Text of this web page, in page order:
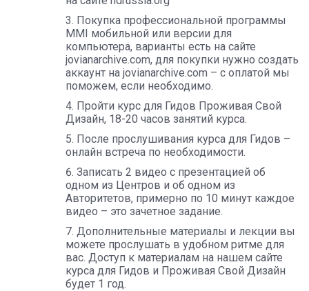
Покупка профессиональной программы
MMI мобильной или версии для
компьютера, варианты есть на сайте
jovianarchive.com, для покупки нужно создать
аккаунт на jovianarchive.com – с оплатой мы
поможем, если необходимо.
Пройти курс для Гидов Проживая Свой
Дизайн, 18-20 часов занятий курса.
После прослушивания курса для Гидов –
онлайн встреча по необходимости.
Записать 2 видео с презентацией об
одном из Центров и об одном из
Авторитетов, примерно по 10 минут каждое
видео – это зачетное задание.
Дополнительные материалы и лекции вы
можете прослушать в удобном ритме для
вас. Доступ к материалам на нашем сайте
курса для Гидов и Проживая Свой Дизайн
будет 1 год.